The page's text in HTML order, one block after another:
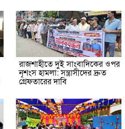
রাজশাহীতে দুই সাংবাদিকের ওপর
নৃশংস হামলা: সন্ত্রাসীদের দ্রুত
গ্রেফতারের দাবি